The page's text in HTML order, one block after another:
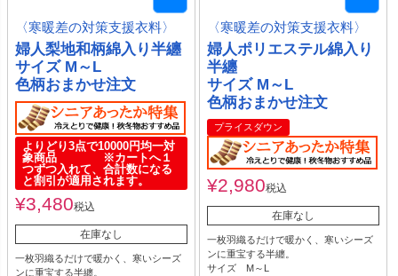
〈寒暖差の対策支援衣料〉
婦人梨地和柄綿入り半纏
サイズ M～L
色柄おまかせ注文
よりどり3点で10000円均一対
象商品 ※カートへ１
つずつ入れて、合計数になる
と割引が適用されます。
¥3,480税込
在庫なし
一枚羽織るだけで暖かく、寒いシーズ
ンに重宝する半纏。
〈寒暖差の対策支援衣料〉
婦人ポリエステル綿入り
半纏
サイズ M～L
色柄おまかせ注文
プライスダウン
¥2,980税込
在庫なし
一枚羽織るだけで暖かく、寒いシーズ
ンに重宝する半纏。
サイズ M～L